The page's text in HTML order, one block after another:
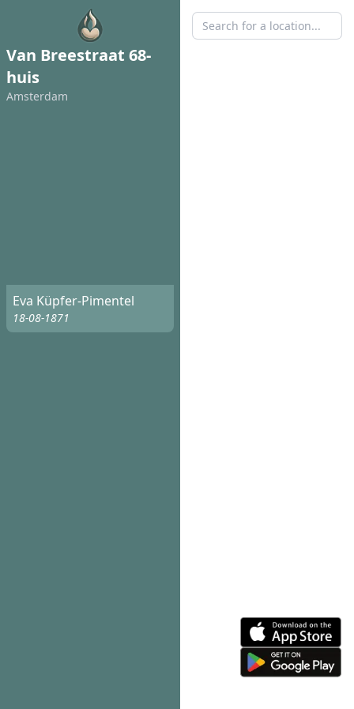
Van Breestraat 68-
huis
Amsterdam
Eva Küpfer-Pimentel
18-08-1871